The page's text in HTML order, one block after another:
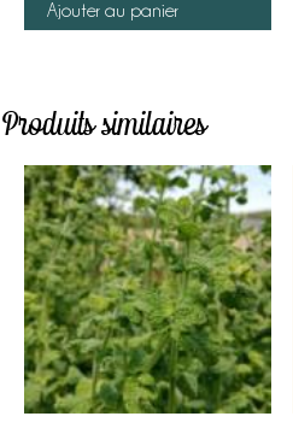
Ajouter au panier
Produits similaires